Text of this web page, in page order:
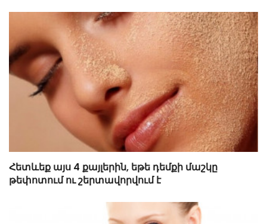
Հետևեք այս 4 քայլերին, եթե դեմքի մաշկը
թեփոտում ու շերտավորվում է